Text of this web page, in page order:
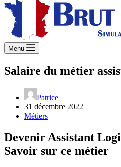
Menu
Salaire du métier
Patrice
31 décembre 2022
Métiers
Devenir Assistant
Savoir sur ce métier